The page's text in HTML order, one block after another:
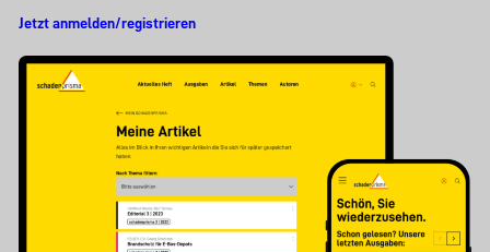
Jetzt anmelden/registrieren